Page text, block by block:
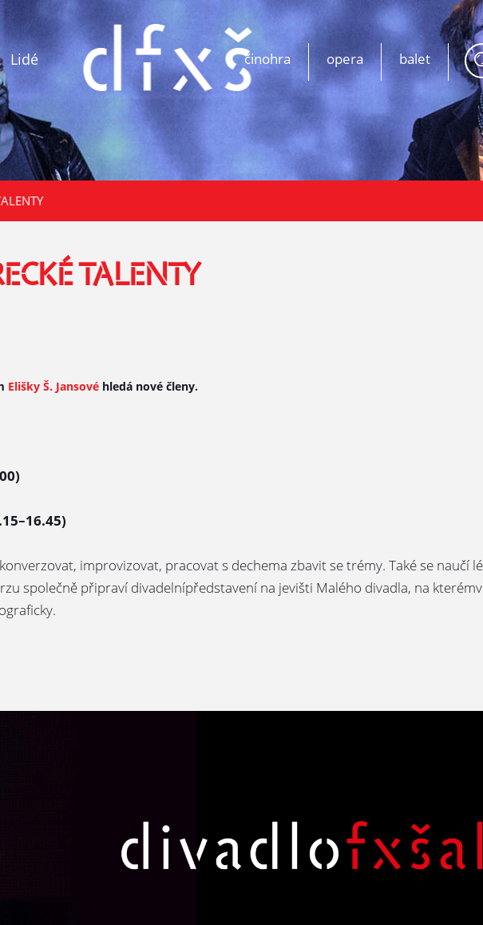
Lidé balet
opera
činohra
TALENTY
Elišky Š. Jansovéhledá nové členy.
improvizovat, pracovat s dechema zbavit se trémy. Také se naučí
společně připraví divadelnípředstavení na jevišti Malého divadla, na